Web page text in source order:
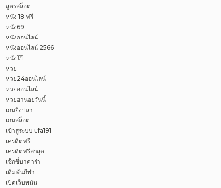
สูตรสล็อต
หนัง 18 ฟรี
หนัง69
หนังออนไลน์
หนังออนไลน์ 2566
หนังโป๊
หวย
หวย24ออนไลน์
หวยออนไลน์
หวยฮานอยวันนี้
เกมยิงปลา
เกมสล็อต
เข้าสู่ระบบ ufa191
เครดิตฟรี
เครดิตฟรีล่าสุด
เซ็กซี่บาคาร่า
เดิมพันกีฬา
เปิดเว็บพนัน